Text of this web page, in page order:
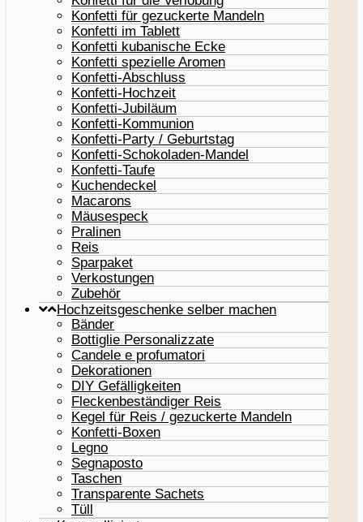
Konfetti für gezuckerte Mandeln
Konfetti im Tablett
Konfetti kubanische Ecke
Konfetti spezielle Aromen
Konfetti-Abschluss
Konfetti-Hochzeit
Konfetti-Jubiläum
Konfetti-Kommunion
Konfetti-Party / Geburtstag
Konfetti-Schokoladen-Mandel
Konfetti-Taufe
Kuchendeckel
Macarons
Mäusespeck
Pralinen
Reis
Sparpaket
Verkostungen
Zubehör
Hochzeitsgeschenke selber machen
Bänder
Bottiglie Personalizzate
Candele e profumatori
Dekorationen
DIY Gefälligkeiten
Fleckenbeständiger Reis
Kegel für Reis / gezuckerte Mandeln
Konfetti-Boxen
Legno
Segnaposto
Taschen
Transparente Sachets
Tüll